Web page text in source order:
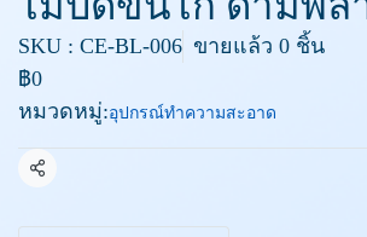
SKU : CE-BL-006 ขายแล้ว 0 ชิ้น
฿0
หมวดหมู่:อุปกรณ์ทำความสะอาด
แชร์